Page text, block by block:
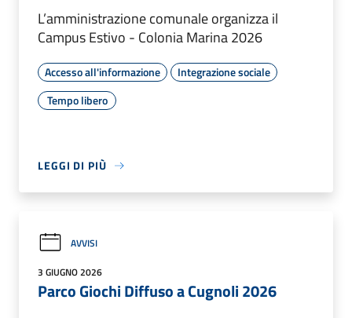
L’amministrazione comunale organizza il
Campus Estivo - Colonia Marina 2026
Accesso all'informazione
Integrazione sociale
Tempo libero
LEGGI DI PIÙ
AVVISI
3 GIUGNO 2026
Parco Giochi Diffuso a Cugnoli 2026